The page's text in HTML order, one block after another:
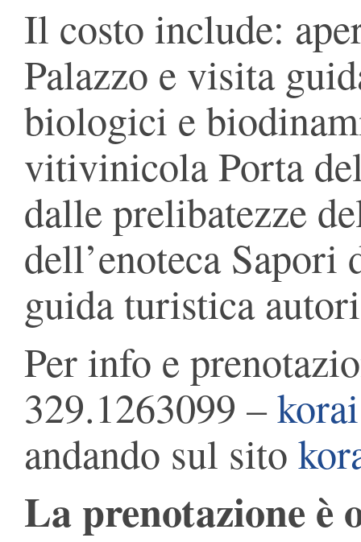
Il costo include:
Palazzo e visita
biologici e
vitivinicola Porta
dalle prelibatezze
dell’enoteca
guida turistica
Per info e
329.1263099 –
andando sul sito
La prenotazione è